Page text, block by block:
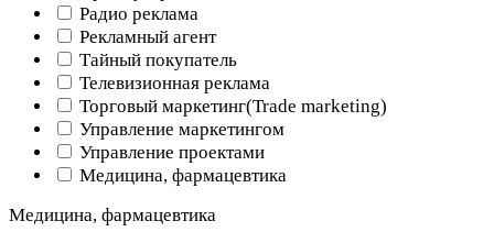
Радио реклама
Рекламный агент
Тайный покупатель
Телевизионная реклама
Торговый маркетинг(Trade marketing)
Управление маркетингом
Управление проектами
Медицина, фармацевтика
Медицина, фармацевтика